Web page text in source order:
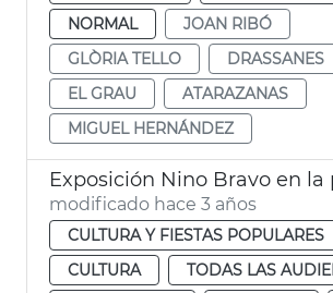
NORMAL
JOAN RIBÓ
GLÒRIA TELLO
DRASSANES
EL GRAU
ATARAZANAS
MIGUEL HERNÁNDEZ
modificado hace 3 años
CULTURA Y FIESTAS POPULARES
CULTURA
TODAS LAS